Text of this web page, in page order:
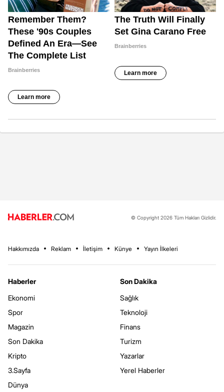
© Copyright 2026 Tüm Hakları Gizlidir.
Hakkımızda Reklam İletişim Künye Yayın İlkeleri
Haberler
Ekonomi
Spor
Magazin
Son Dakika
Kripto
3.Sayfa
Dünya
Son Dakika
Sağlık
Teknoloji
Finans
Turizm
Yazarlar
Yerel Haberler